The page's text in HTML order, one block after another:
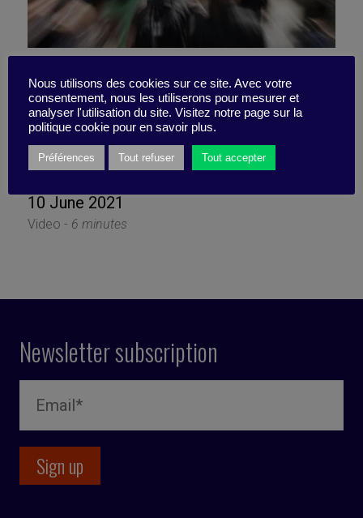
Thinking about strategy and
possibility in a time of
chaos
10 June 2021
Video - 6 minutes
Newsletter subscription
Nous utilisons des cookies sur ce site. Avec votre
consentement, nous les utiliserons pour mesurer et
analyser l'utilisation du site. Visitez notre page sur la
politique cookie pour en savoir plus.
Préférences Tout refuser Tout accepter